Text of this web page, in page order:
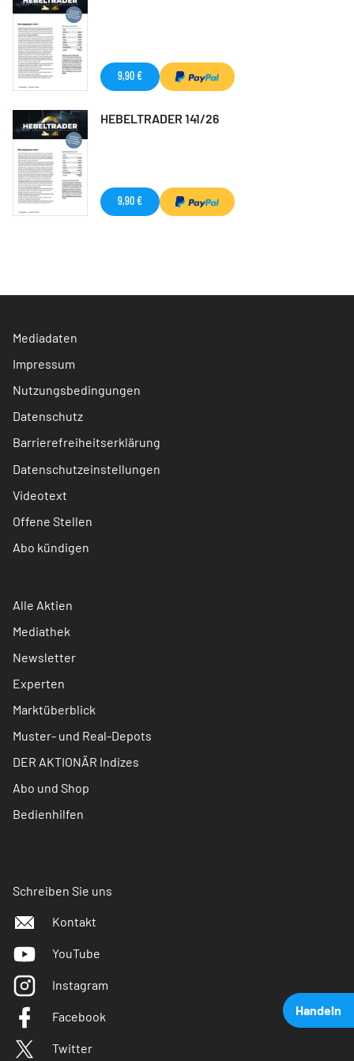
Handeln
9,90 €
HEBELTRADER 141/26
9,90 €
Mediadaten
Impressum
Nutzungsbedingungen
Datenschutz
Barrierefreiheitserklärung
Datenschutzeinstellungen
Videotext
Offene Stellen
Abo kündigen
Alle Aktien
Mediathek
Newsletter
Experten
Marktüberblick
Muster- und Real-Depots
DER AKTIONÄR Indizes
Abo und Shop
Bedienhilfen
Schreiben Sie uns
Kontakt
YouTube
Instagram
Facebook
Twitter